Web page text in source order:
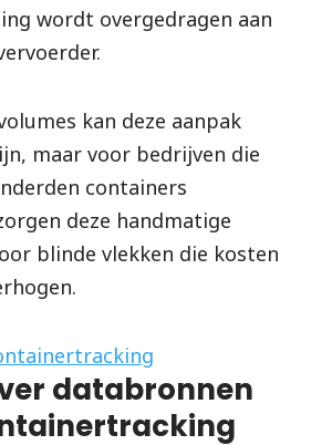
wordt overgedragen aan
kan deze aanpak
maar voor bedrijven die
containers
deze handmatige
blinde vlekken die kosten
databronnen